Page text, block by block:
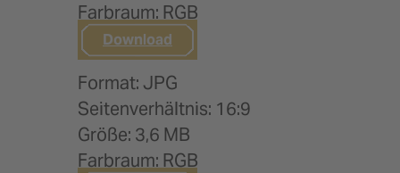
Farbraum: RGB
Download
Format: JPG
Seitenverhältnis: 16:9
Größe: 3,6 MB
Farbraum: RGB